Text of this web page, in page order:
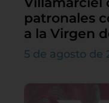
patronales
a la Virgen
5 de agosto de